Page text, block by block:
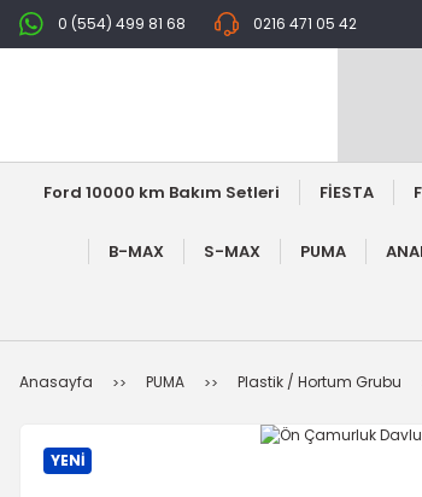
0 (554) 499 81 68 0216 471 05 42
Ford 10000 km Bakım Setleri FİESTA
B-MAX S-MAX PUMA
Anasayfa PUMA Plastik / Hortum Grubu
YENİ